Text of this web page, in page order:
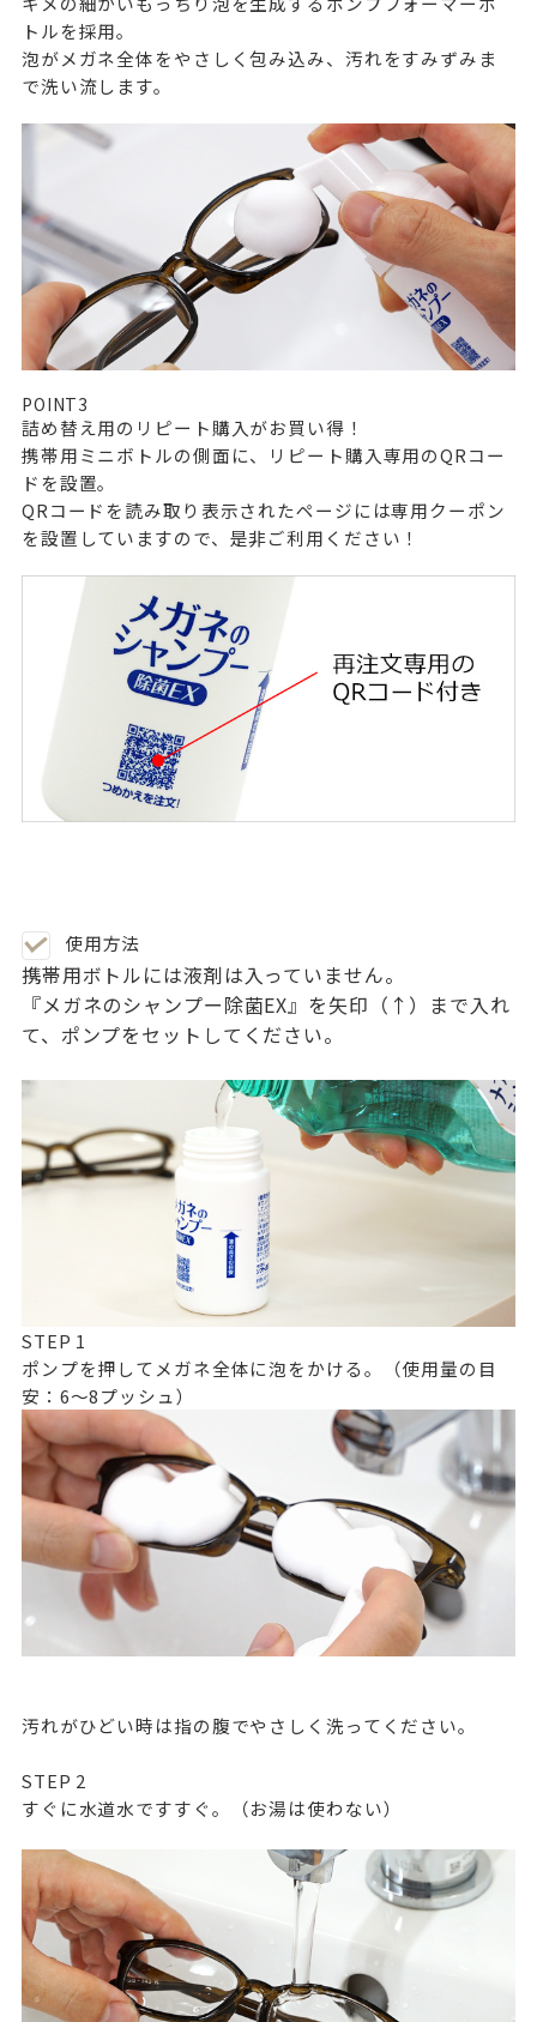
トルを採用。
泡がメガネ全体をやさしく包み込み、汚れをすみずみま
で洗い流します。
POINT3
詰め替え用のリピート購入がお買い得！
携帯用ミニボトルの側面に、リピート購入専用のQRコー
ドを設置。
QRコードを読み取り表示されたページには専用クーポン
を設置していますので、是非ご利用ください！
使用方法
携帯用ボトルには液剤は入っていません。
『メガネのシャンプー除菌EX』を矢印（↑）まで入れ
て、ポンプをセットしてください。
STEP 1
ポンプを押してメガネ全体に泡をかける。（使用量の目
安：6～8プッシュ）
汚れがひどい時は指の腹でやさしく洗ってください。
STEP 2
すぐに水道水ですすぐ。（お湯は使わない）